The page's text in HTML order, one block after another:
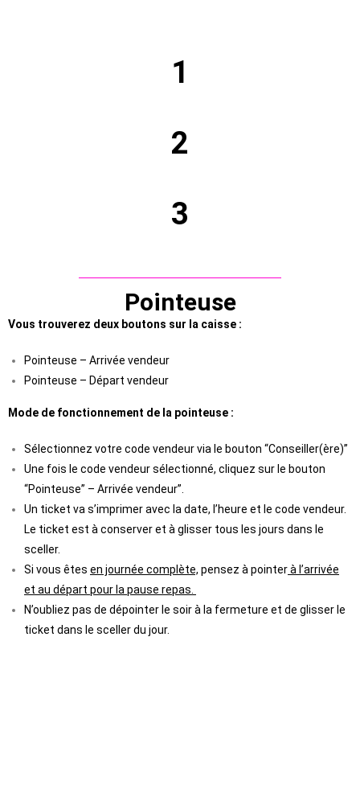
1
2
3
Pointeuse
Vous trouverez deux boutons sur la caisse :
Pointeuse – Arrivée vendeur
Pointeuse – Départ vendeur
Mode de fonctionnement de la pointeuse :
Sélectionnez votre code vendeur via le bouton “Conseiller(ère)”
Une fois le code vendeur sélectionné, cliquez sur le bouton
“Pointeuse” – Arrivée vendeur”.
Un ticket va s’imprimer avec la date, l’heure et le code vendeur.
Le ticket est à conserver et à glisser tous les jours dans le
sceller.
Si vous êtes en journée complète, pensez à pointerà l’arrivée
et au départ pour la pause repas.
N’oubliez pas de dépointer le soir à la fermeture et de glisser le
ticket dans le sceller du jour.